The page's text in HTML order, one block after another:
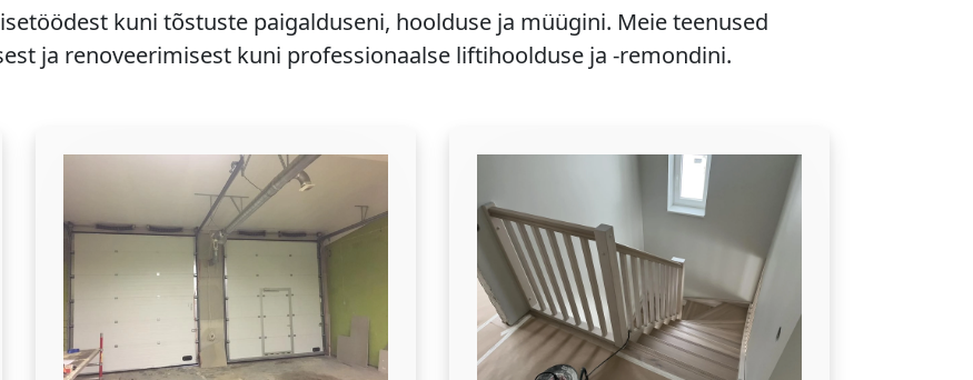
kuni tõstuste paigalduseni, hoolduse ja müügini. Meie teenused
ja renoveerimisest kuni professionaalse liftihoolduse ja -remondini.